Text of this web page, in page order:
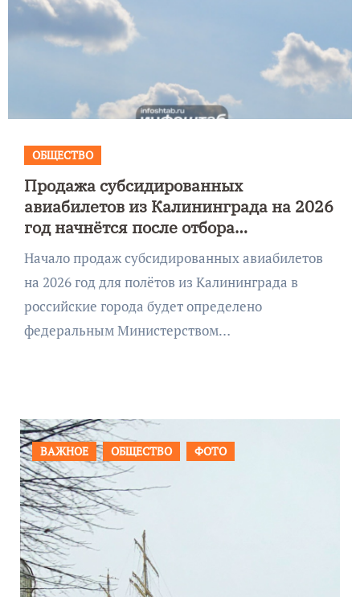
ОБЩЕСТВО
Продажа субсидированных
авиабилетов из Калининграда на 2026
год начнётся после отбора
авиакомпаний Минтрансом РФ
Начало продаж субсидированных авиабилетов
на 2026 год для полётов из Калининграда в
российские города будет определено
федеральным Министерством…
ОБЩЕСТВО ФОТО